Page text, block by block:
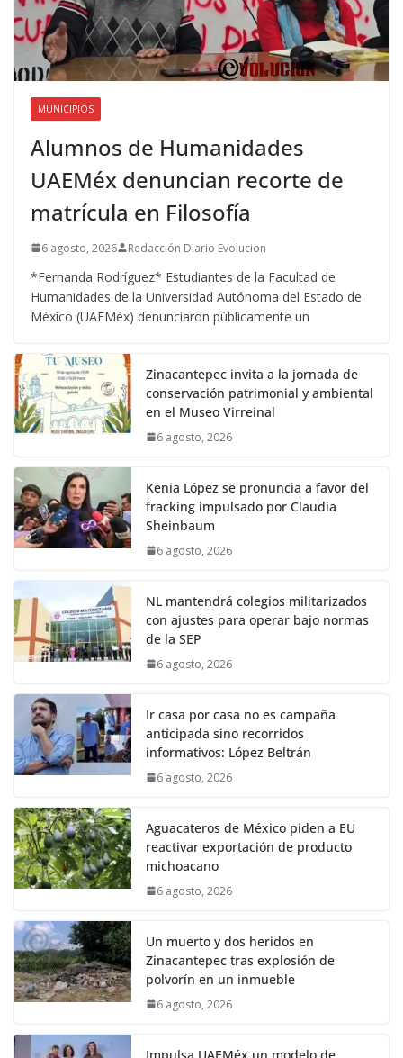
MUNICIPIOS
Alumnos de Humanidades
UAEMéx denuncian recorte de
matrícula en Filosofía
6 agosto, 2026 Redacción Diario Evolucion
*Fernanda Rodríguez* Estudiantes de la Facultad de
Humanidades de la Universidad Autónoma del Estado de
México (UAEMéx) denunciaron públicamente un
Zinacantepec invita a la jornada de
conservación patrimonial y ambiental
en el Museo Virreinal
6 agosto, 2026
Kenia López se pronuncia a favor del
fracking impulsado por Claudia
Sheinbaum
6 agosto, 2026
NL mantendrá colegios militarizados
con ajustes para operar bajo normas
de la SEP
6 agosto, 2026
Ir casa por casa no es campaña
anticipada sino recorridos
informativos: López Beltrán
6 agosto, 2026
Aguacateros de México piden a EU
reactivar exportación de producto
michoacano
6 agosto, 2026
Un muerto y dos heridos en
Zinacantepec tras explosión de
polvorín en un inmueble
6 agosto, 2026